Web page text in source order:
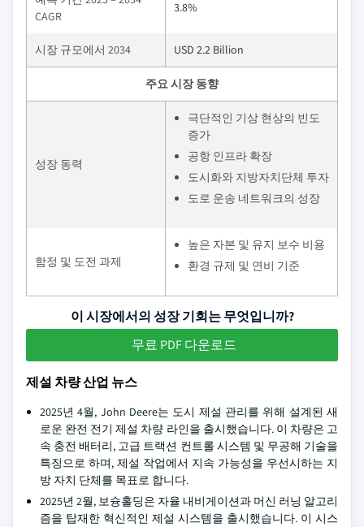
CAGR
3.8%
시장 규모에서 2034 USD 2.2 Billion
주요 시장 동향
성장 동력
극단적인 기상 현상의 빈도
증가
공항 인프라 확장
도시화와 지방자치단체 투자
도로 운송 네트워크의 성장
함정 및 도전 과제
높은 자본 및 유지 보수 비용
환경 규제 및 연비 기준
이 시장에서의 성장 기회는 무엇입니까?
무료 PDF 다운로드
제설 차량 산업 뉴스
2025년 4월, John Deere는 도시 제설 관리를 위해 설계된 새
로운 완전 전기 제설 차량 라인을 출시했습니다. 이 차량은 고
속 충전 배터리, 고급 트랙션 컨트롤 시스템 및 무공해 기술을
특징으로 하며, 제설 작업에서 지속 가능성을 우선시하는 지
방 자치 단체를 목표로 합니다.
2025년 2월, 보슝홀딩은 자율 내비게이션과 머신 러닝 알고리
즘을 탑재한 혁신적인 제설 시스템을 출시했습니다. 이 시스